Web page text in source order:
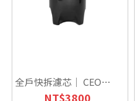
全戶快拆濾芯｜ CEO
NT$3800